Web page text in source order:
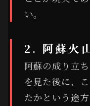
い。
2. 阿蘇火
阿蘇の成り立
を見た後に、
たかという途